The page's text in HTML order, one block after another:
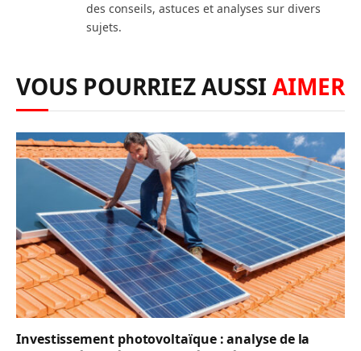
des conseils, astuces et analyses sur divers
sujets.
VOUS POURRIEZ AUSSI AIMER
Investissement photovoltaïque : analyse de la